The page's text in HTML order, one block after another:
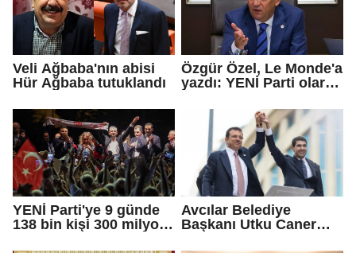
Veli Ağbaba'nın abisi
Hür Ağbaba tutuklandı
Özgür Özel, Le Monde'a
yazdı: YENİ Parti olarak
öneriyoruz
YENİ Parti'ye 9 günde
138 bin kişi 300 milyon
Avcılar Belediye
Başkanı Utku Caner